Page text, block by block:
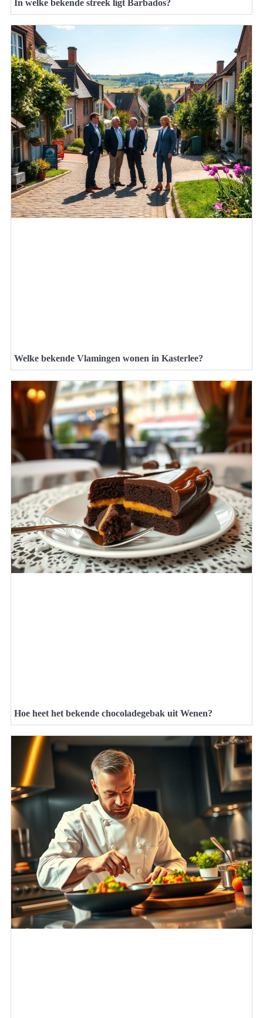
In welke bekende streek ligt Barbados?
Welke bekende Vlamingen wonen in Kasterlee?
Hoe heet het bekende chocoladegebak uit Wenen?